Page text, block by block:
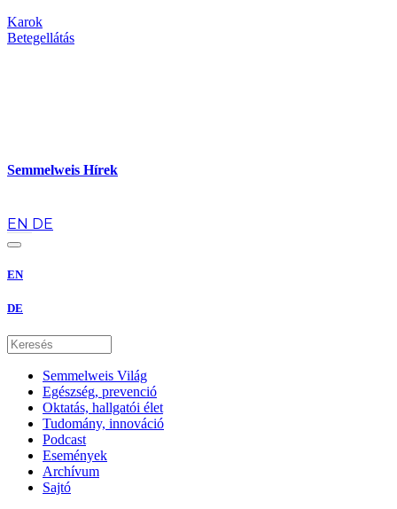
Karok
Betegellátás
Semmelweis Hírek
EN DE
EN
DE
Semmelweis Világ
Egészség, prevenció
Oktatás, hallgatói élet
Tudomány, innováció
Podcast
Események
Archívum
Sajtó